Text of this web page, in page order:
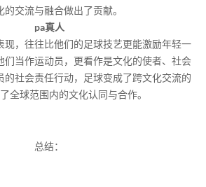
的交流与融合做出了贡献。
pa真人
现，往往比他们的足球技艺更能激励年轻一
们当作运动员，更看作是文化的使者、社会
的社会责任行动，足球变成了跨文化交流的
全球范围内的文化认同与合作。
总结：